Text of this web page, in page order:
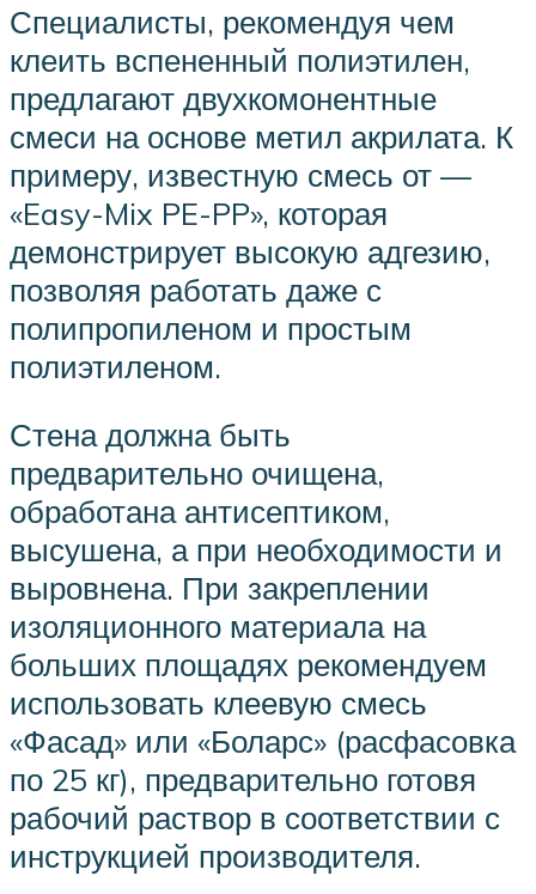
Специалисты, рекомендуя чем
клеить вспененный полиэтилен,
предлагают двухкомонентные
смеси на основе метил акрилата. К
примеру, известную смесь от —
«Easy-Mix PE-PP», которая
демонстрирует высокую адгезию,
позволяя работать даже с
полипропиленом и простым
полиэтиленом.
Стена должна быть
предварительно очищена,
обработана антисептиком,
высушена, а при необходимости и
выровнена. При закреплении
изоляционного материала на
больших площадях рекомендуем
использовать клеевую смесь
«Фасад» или «Боларс» (расфасовка
по 25 кг), предварительно готовя
рабочий раствор в соответствии с
инструкцией производителя.